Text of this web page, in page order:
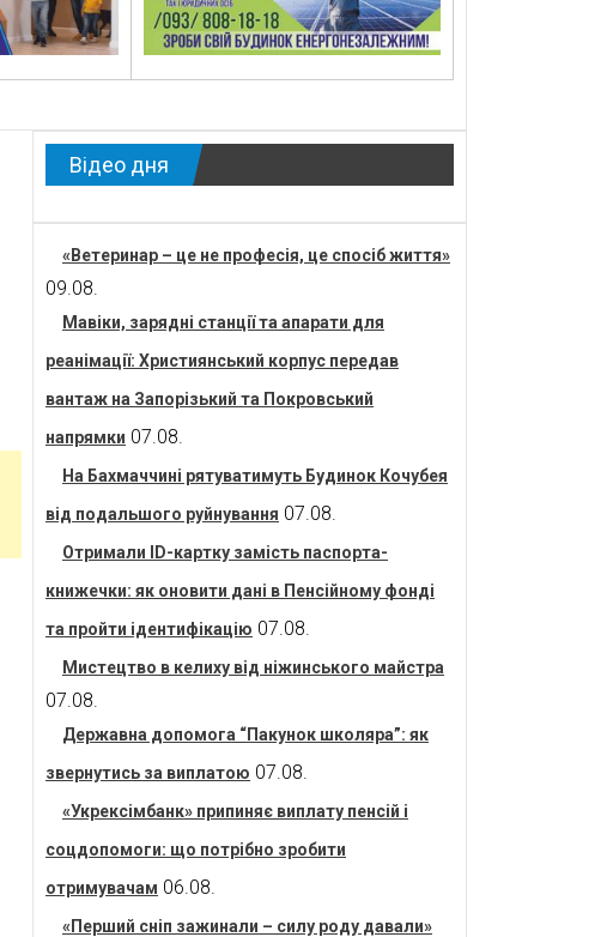
Відео дня
«Ветеринар – це не професія, це спосіб життя»
09.08.
Мавіки, зарядні станції та апарати для
реанімації: Християнський корпус передав
вантаж на Запорізький та Покровський
напрямки 07.08.
На Бахмаччині рятуватимуть Будинок Кочубея
від подальшого руйнування 07.08.
Отримали ID-картку замість паспорта-
книжечки: як оновити дані в Пенсійному фонді
та пройти ідентифікацію 07.08.
Мистецтво в келиху від ніжинського майстра
07.08.
Державна допомога “Пакунок школяра”: як
звернутись за виплатою 07.08.
«Укрексімбанк» припиняє виплату пенсій і
соцдопомоги: що потрібно зробити
отримувачам 06.08.
«Перший сніп зажинали – силу роду давали»